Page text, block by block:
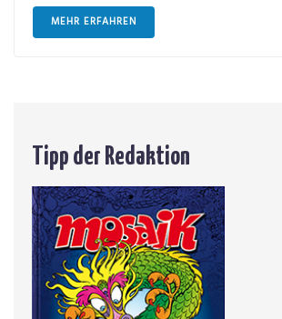
MEHR ERFAHREN
Tipp der Redaktion